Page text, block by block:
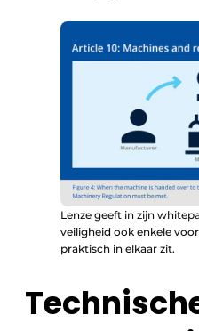
Lenze geeft in zijn
veiligheid ook enkele
praktisch in elkaar zit.